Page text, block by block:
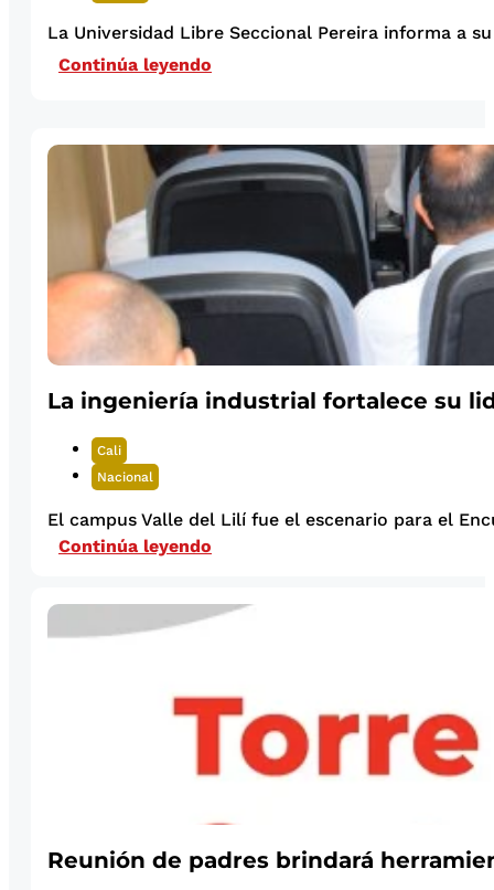
La Universidad Libre Seccional Pereira informa a
Continúa leyendo
La ingeniería industrial fortalece su
Cali
Nacional
El campus Valle del Lilí fue el escenario para el
Continúa leyendo
Reunión de padres brindará